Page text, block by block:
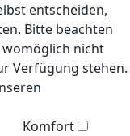
entscheiden,
Bitte beachten
womöglich nicht
Verfügung stehen.
Komfort